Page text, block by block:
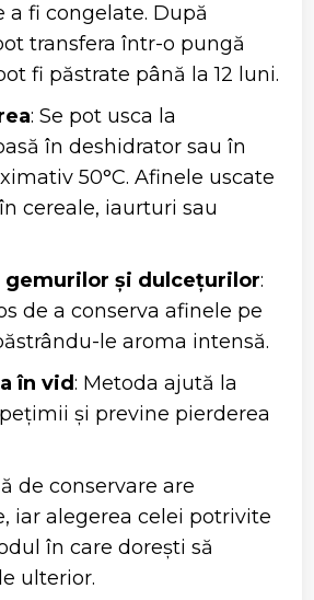
a fi congelate. După
transfera într-o pungă
fi păstrate până la 12 luni.
: Se pot usca la
în deshidrator sau în
50°C. Afinele uscate
cereale, iaurturi sau
gemurilor și dulcețurilor:
de a conserva afinele pe
le aroma intensă.
în vid: Metoda ajută la
și previne pierderea
de conservare are
iar alegerea celei potrivite
în care dorești să
ulterior.